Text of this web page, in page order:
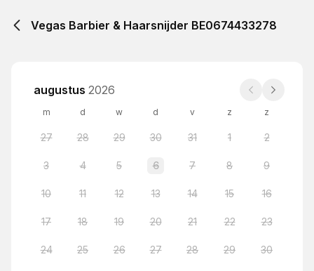
Vegas Barbier & Haarsnijder BE0674433278
augustus 2026
m d w d v z z
27 28 29 30 31 1 2
3 4 5 6 7 8 9
10 11 12 13 14 15 16
17 18 19 20 21 22 23
24 25 26 27 28 29 30